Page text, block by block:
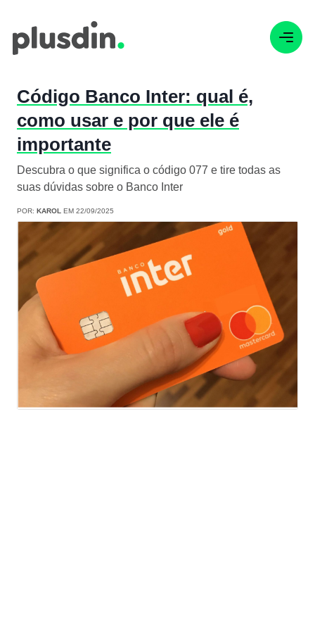
Código Banco Inter: qual é,
como usar e por que ele é
importante
Descubra o que significa o código 077 e tire todas as
suas dúvidas sobre o Banco Inter
POR: KAROL EM 22/09/2025